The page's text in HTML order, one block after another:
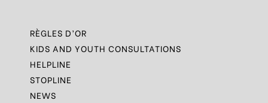
RÈGLES D’OR
KIDS AND YOUTH CONSULTATIONS
HELPLINE
STOPLINE
NEWS